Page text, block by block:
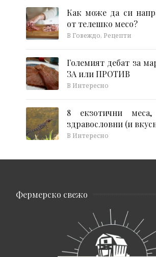
Как може да си
от телешко месо?
В Говеждо, Рецепти
Големият дебат за
ЗА или ПРОТИВ
В Интересно
8 екзотични
здравословни (и
В Интересно
Фермерско свежо